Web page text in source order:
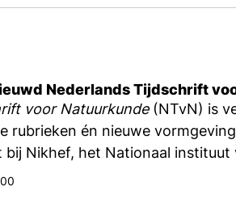
Nederlands Tijdschrift
voor Natuurkunde (NTvN) is
rubrieken én nieuwe
bij Nikhef, het Nationaal